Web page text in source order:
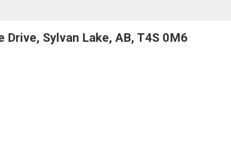
Sylvan Lake, AB, T4S 0M6